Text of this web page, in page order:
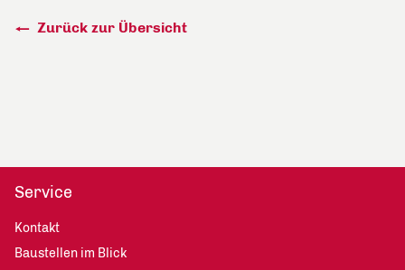
Zurück zur Übersicht
Service
Kontakt
Baustellen im Blick